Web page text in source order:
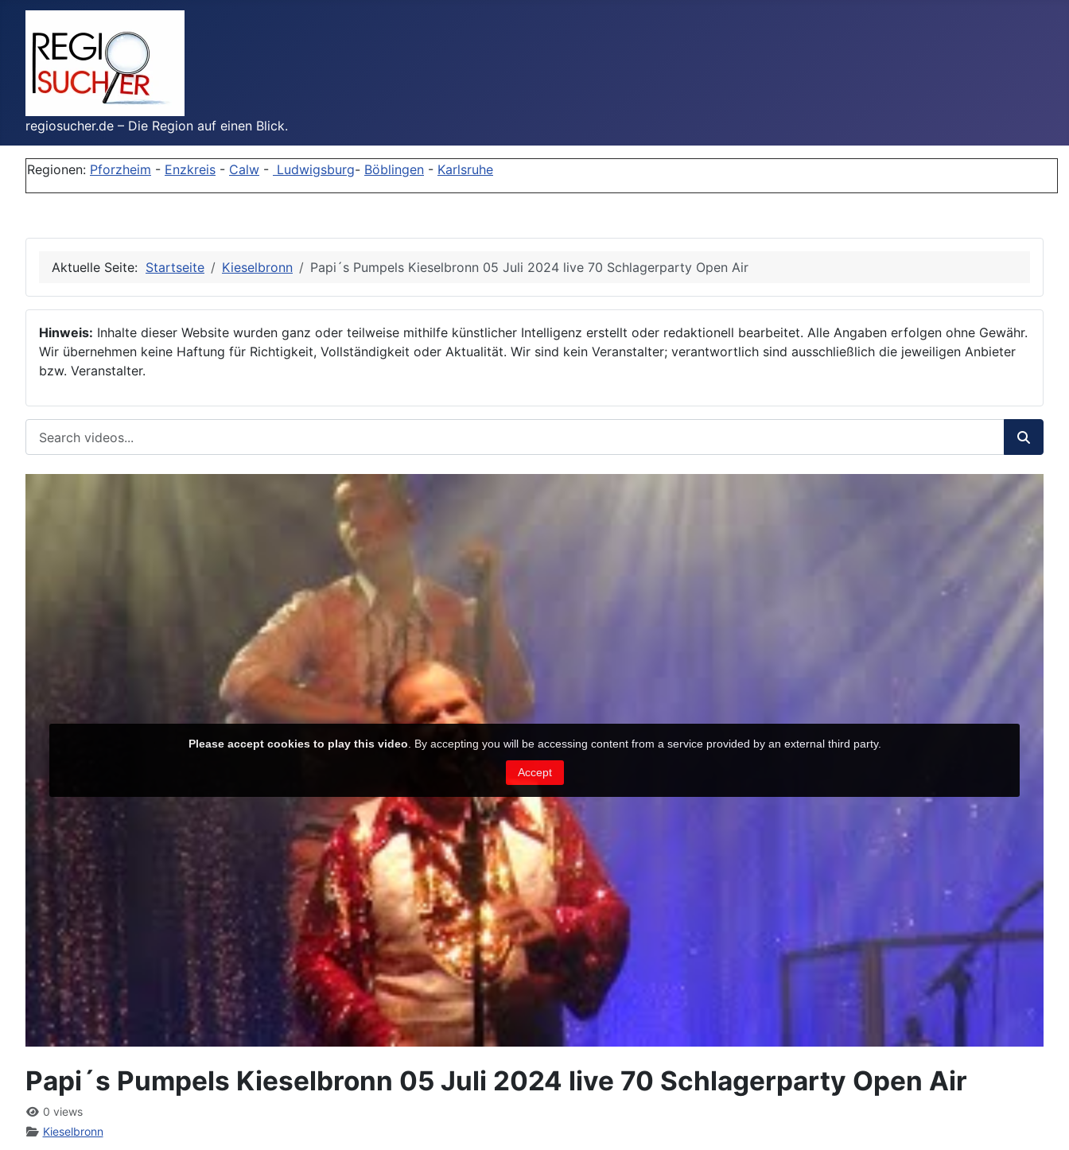
regiosucher.de – Die Region auf einen Blick.
Regionen: Pforzheim - Enzkreis - Calw - Ludwigsburg- Böblingen - Karlsruhe
Aktuelle Seite: Startseite Kieselbronn Papi´s Pumpels Kieselbronn 05 Juli 2024 live 70 Schlagerparty Open Air
Hinweis: Inhalte dieser Website wurden ganz oder teilweise mithilfe künstlicher Intelligenz erstellt oder redaktionell bearbeitet. Alle Angaben erfolgen ohne Gewähr.
Wir übernehmen keine Haftung für Richtigkeit, Vollständigkeit oder Aktualität. Wir sind kein Veranstalter; verantwortlich sind ausschließlich die jeweiligen Anbieter
bzw. Veranstalter.
Papi´s Pumpels Kieselbronn 05 Juli 2024 live 70 Schlagerparty Open Air
0 views
Kieselbronn